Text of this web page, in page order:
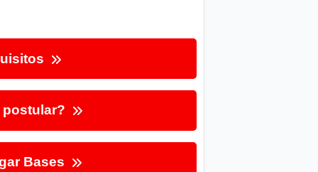
postular?
Bases